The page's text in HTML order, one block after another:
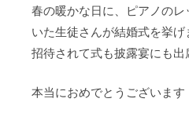
春の暖かな日に、ピアノの
いた生徒さんが結婚式を挙げ
招待されて式も披露宴にも出
本当におめでとうございます